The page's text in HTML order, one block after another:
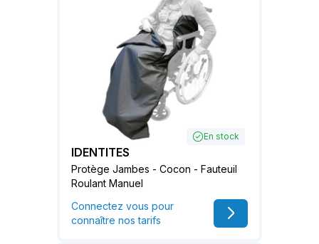
En stock
IDENTITES
Protège Jambes - Cocon - Fauteuil
Roulant Manuel
Connectez vous pour
connaître nos tarifs